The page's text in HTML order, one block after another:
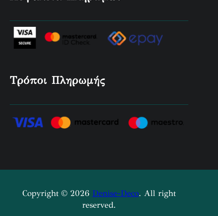
Τρόποι Πληρωμής
Copyright © 2026 Denise-Deco. All right
reserved.